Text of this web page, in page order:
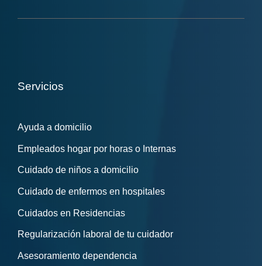
Servicios
Ayuda a domicilio
Empleados hogar por horas o Internas
Cuidado de niños a domicilio
Cuidado de enfermos en hospitales
Cuidados en Residencias
Regularización laboral de tu cuidador
Asesoramiento dependencia